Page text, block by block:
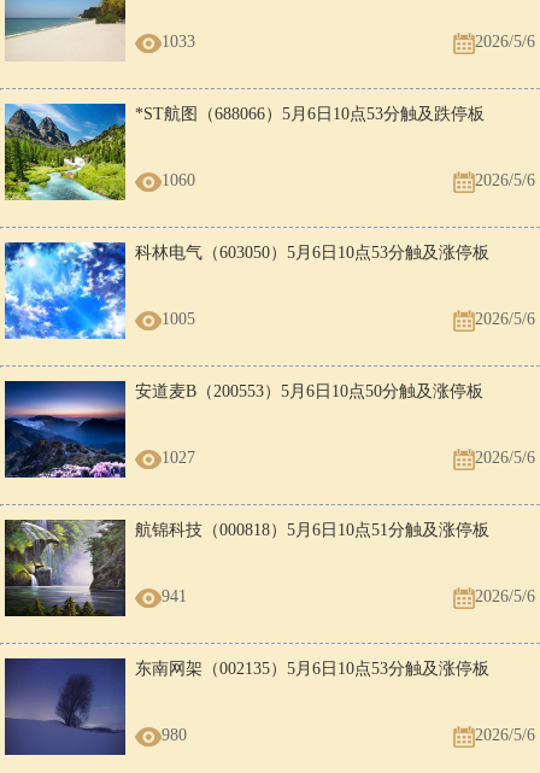
,除了服务个人出行,百度地图的车道级地图数据还将助力极越端到端AI
路、城市道路,再到乡镇道路,背后蕴含着交通路况的高度复杂性与挑战
性。此次发布的百度地图车道级导航3.0,不仅是技术的跨越,也是对广大
乡村用户出行体验的优化,进一步推动了数字乡村建设和智慧交通的发
展,让“去哪都能开”成为现实。百度地图相关工作人员表示,未来将持续
景。,免责声明：市场有风险，选择需谨慎！此文仅供参考，不作买卖依
据。,
1033 2026/5/6
*ST航图（688066）5月6日10点53分触及跌停板
1060 2026/5/6
科林电气（603050）5月6日10点53分触及涨停板
1005 2026/5/6
安道麦B（200553）5月6日10点50分触及涨停板
1027 2026/5/6
航锦科技（000818）5月6日10点51分触及涨停板
941 2026/5/6
东南网架（002135）5月6日10点53分触及涨停板
980 2026/5/6